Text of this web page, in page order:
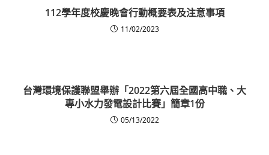
112學年度校慶晚會行動概要表及注意事項
11/02/2023
台灣環境保護聯盟舉辦「2022第六屆全國高中職、大
專小水力發電設計比賽」簡章1份
05/13/2022